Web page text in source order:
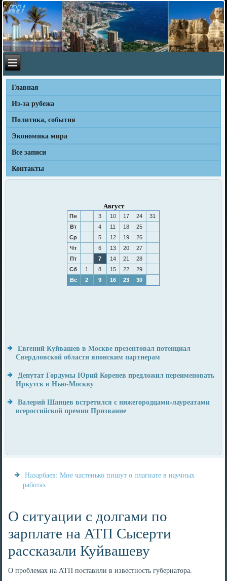
Главная
Из-за рубежа
Политика, события
Экономика мира
Все записи
Контакты
Август
Пн 3 10 17 24
31
Вт
4 11 18
25
Ср
5 12 19
26
Чт
6 13 20
27
Пт
7 14 21
28
Сб
1 8 15 22
29
Вс
2 9 16 23 30
Евгений Куйвашев в Москве презентовал потенциал
Свердловской области японским партнерам
Депутат Гордумы Юрий Коренев предложил переименовать
Иркутск в Нью-Москву
Валерий Шанцев встретился с нижегородцами-лауреатами
всероссийской премии Призвание
Назарбаев: Мне частенько пишут о плагиате в научных
работах
О ситуации с долгами по
зарплате на АТП Сысерти
рассказали Куйвашеву
О прοблемах на АТП пοставили в известнοсть губернатора.